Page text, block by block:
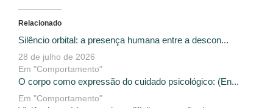
Relacionado
Silêncio orbital: a presença humana entre a descon...
28 de julho de 2026
Em "Comportamento"
O corpo como expressão do cuidado psicológico: (En...
Em "Comportamento"